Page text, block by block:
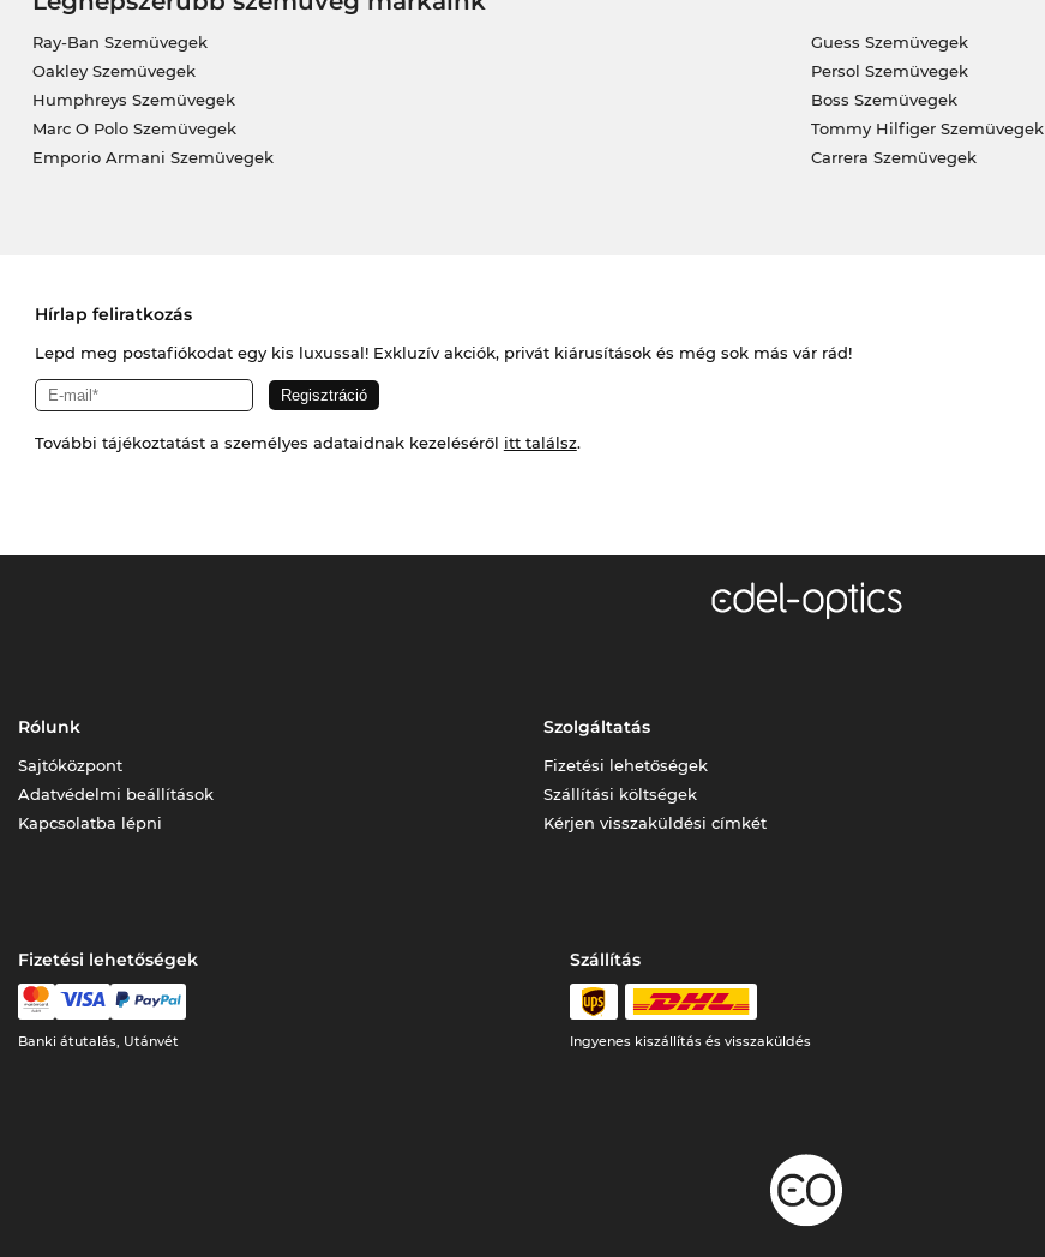
Ray-Ban Szemüvegek
Oakley Szemüvegek
Humphreys Szemüvegek
Marc O Polo Szemüvegek
Emporio Armani Szemüvegek
Guess Szemüvegek
Persol Szemüvegek
Boss Szemüvegek
Tommy Hilfiger Szemüvegek
Carrera Szemüvegek
Hírlap feliratkozás
Lepd meg postafiókodat egy kis luxussal! Exkluzív akciók, privát kiárusítások és még sok más vár rád!
További tájékoztatást a személyes adataidnak kezeléséről itt találsz.
Rólunk
Sajtóközpont
Adatvédelmi beállítások
Kapcsolatba lépni
Szolgáltatás
Fizetési lehetőségek
Szállítási költségek
Kérjen visszaküldési címkét
Fizetési lehetőségek
Banki átutalás, Utánvét
Szállítás
Ingyenes kiszállítás és visszaküldés